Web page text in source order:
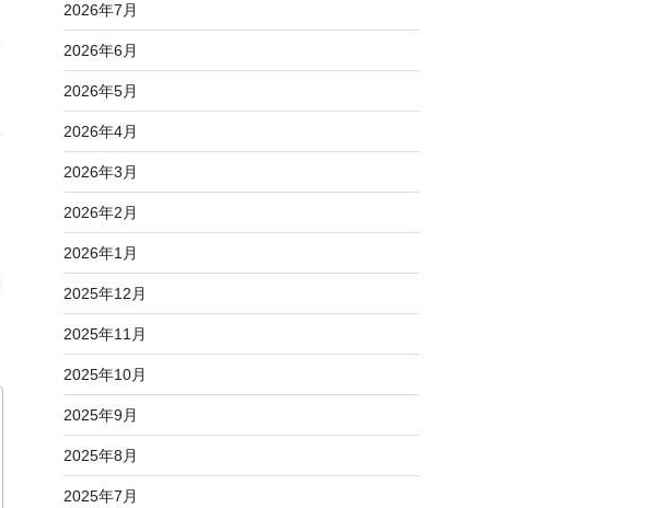
2026年7月
2026年6月
2026年5月
2026年4月
2026年3月
2026年2月
2026年1月
2025年12月
2025年11月
2025年10月
2025年9月
2025年8月
2025年7月